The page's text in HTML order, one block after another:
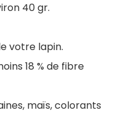
40 gr.
votre lapin.
18 % de fibre
maïs, colorants